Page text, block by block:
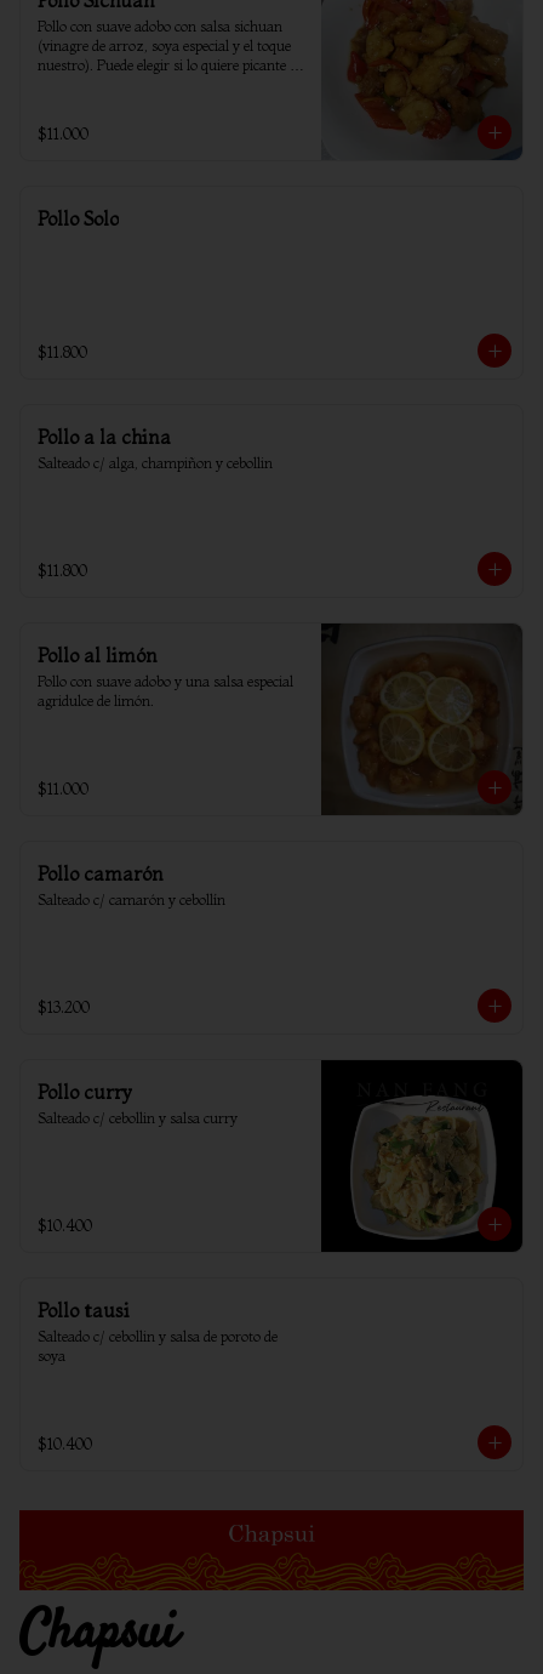
Pollo con suave adobo con salsa sichuan
(vinagre de arroz, soya especial y el toque
nuestro). Puede elegir si lo quiere picante o
$11.000
Pollo Solo
$11.800
Pollo a la china
Salteado c/ alga, champiñon y cebollin
$11.800
Pollo al limón
Pollo con suave adobo y una salsa especial
agridulce de limón.
$11.000
Pollo camarón
Salteado c/ camarón y cebollín
$13.200
Pollo curry
Salteado c/ cebollin y salsa curry
$10.400
Pollo tausi
Salteado c/ cebollin y salsa de poroto de
soya
$10.400
Chapsui